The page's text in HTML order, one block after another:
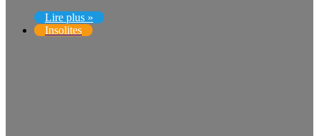
Lire plus »
Insolites